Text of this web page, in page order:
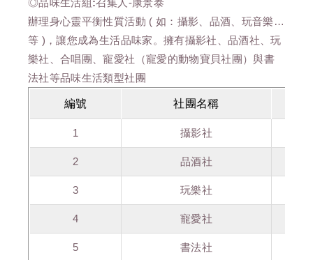
辦理身心靈平衡性質活動 ( 如：攝影、品酒、玩音樂…
等 )，讓您成為生活品味家。擁有攝影社、品酒社、玩
樂社、合唱團、寵愛社（寵愛的動物寶貝社團）與書
法社等品味生活類型社團
編號 社團名稱
1 攝影社
2 品酒社
3 玩樂社
4 寵愛社
5 書法社